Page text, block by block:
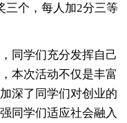
三个，每人加2分三等
同学们充分发挥自己
本次活动不仅是丰富
深了同学们对创业的
同学们适应社会融入